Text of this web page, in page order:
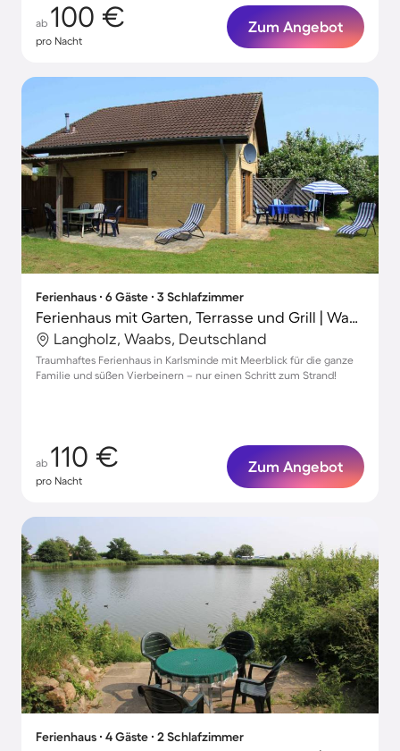
ab 100 €
pro Nacht
Zum Angebot
Ferienhaus ∙ 6 Gäste ∙ 3 Schlafzimmer
Ferienhaus mit Garten, Terrasse und Grill | Wasserblick
Langholz, Waabs, Deutschland
Traumhaftes Ferienhaus in Karlsminde mit Meerblick für die ganze
Familie und süßen Vierbeinern – nur einen Schritt zum Strand!
ab 110 €
pro Nacht
Zum Angebot
Ferienhaus ∙ 4 Gäste ∙ 2 Schlafzimmer